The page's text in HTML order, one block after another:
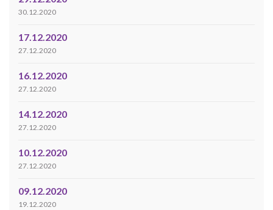
30.12.2020
17.12.2020
27.12.2020
16.12.2020
27.12.2020
14.12.2020
27.12.2020
10.12.2020
27.12.2020
09.12.2020
19.12.2020